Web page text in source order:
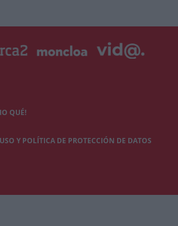
QUÉ!
Y POLÍTICA DE PROTECCIÓN DE DATOS